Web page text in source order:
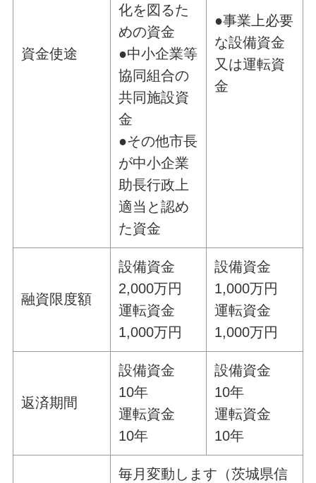
資金使途
化を図るた
めの資金
●中小企業等
協同組合の
共同施設資
金
●その他市長
が中小企業
助長行政上
適当と認め
た資金
●事業上必要
な設備資金
又は運転資
金
融資限度額
設備資金
2,000万円
運転資金
1,000万円
設備資金
1,000万円
運転資金
1,000万円
返済期間
設備資金
10年
運転資金
10年
設備資金
10年
運転資金
10年
毎月変動します（茨城県信